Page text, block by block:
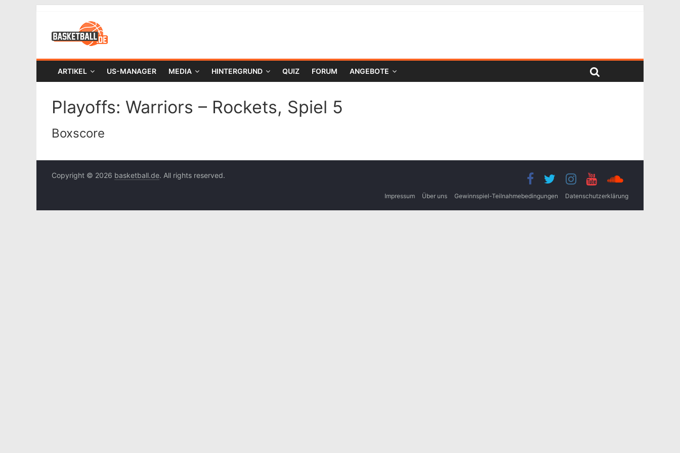
ARTIKEL US-MANAGER MEDIA HINTERGRUND QUIZ FORUM ANGEBOTE
Playoffs: Warriors – Rockets, Spiel 5
Boxscore
Impressum Über uns Gewinnspiel-Teilnahmebedingungen Datenschutzerklärung
Copyright © 2026 basketball.de. All rights reserved.